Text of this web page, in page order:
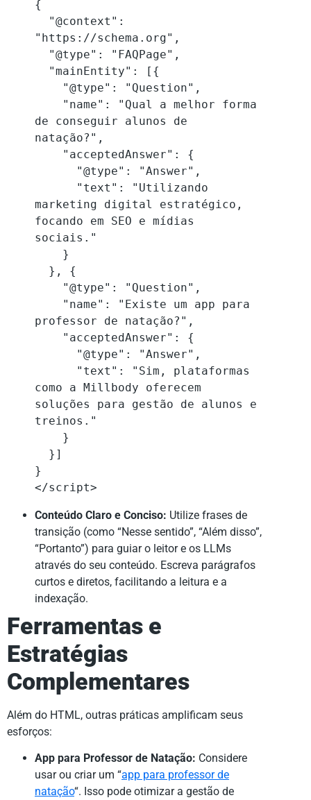
{
"https://schema.org",
de conseguir alunos de
natação?",
marketing digital estratégico,
focando em SEO e mídias
sociais."
professor de natação?",
como a Millbody oferecem
soluções para gestão de alunos e
treinos."
}
</script>
Conteúdo Claro e Conciso: Utilize frases de
transição (como “Nesse sentido”, “Além disso”,
“Portanto”) para guiar o leitor e os LLMs
através do seu conteúdo. Escreva parágrafos
curtos e diretos, facilitando a leitura e a
indexação.
Ferramentas e
Estratégias
Complementares
Além do HTML, outras práticas amplificam seus
esforços:
App para Professor de Natação: Considere
usar ou criar um “app para professor de
natação“. Isso pode otimizar a gestão de